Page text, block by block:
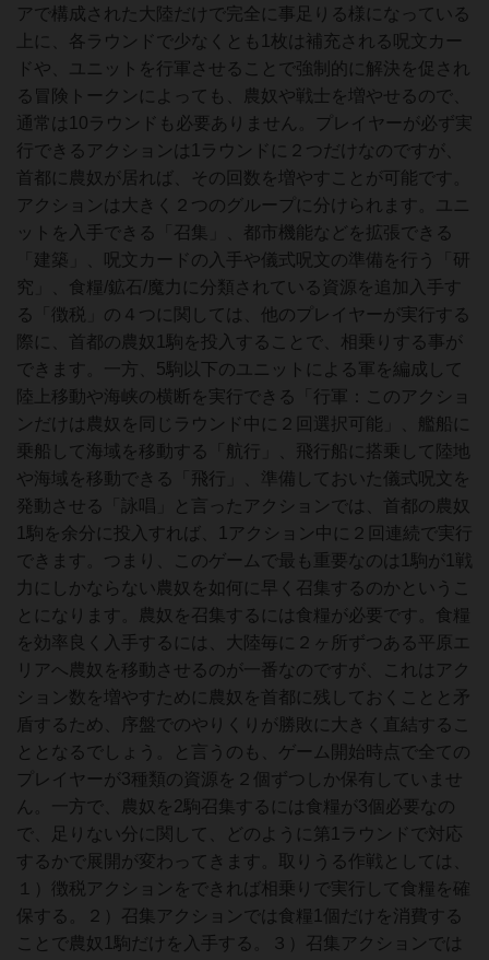
アで構成された大陸だけで完全に事足りる様になっている
上に、各ラウンドで少なくとも1枚は補充される呪文カー
ドや、ユニットを行軍させることで強制的に解決を促され
る冒険トークンによっても、農奴や戦士を増やせるので、
通常は10ラウンドも必要ありません。プレイヤーが必ず実
行できるアクションは1ラウンドに２つだけなのですが、
首都に農奴が居れば、その回数を増やすことが可能です。
アクションは大きく２つのグループに分けられます。ユニ
ットを入手できる「召集」、都市機能などを拡張できる
「建築」、呪文カードの入手や儀式呪文の準備を行う「研
究」、食糧/鉱石/魔力に分類されている資源を追加入手す
る「徴税」の４つに関しては、他のプレイヤーが実行する
際に、首都の農奴1駒を投入することで、相乗りする事が
できます。一方、5駒以下のユニットによる軍を編成して
陸上移動や海峡の横断を実行できる「行軍：このアクショ
ンだけは農奴を同じラウンド中に２回選択可能」、艦船に
乗船して海域を移動する「航行」、飛行船に搭乗して陸地
や海域を移動できる「飛行」、準備しておいた儀式呪文を
発動させる「詠唱」と言ったアクションでは、首都の農奴
1駒を余分に投入すれば、1アクション中に２回連続で実行
できます。つまり、このゲームで最も重要なのは1駒が1戦
力にしかならない農奴を如何に早く召集するのかというこ
とになります。農奴を召集するには食糧が必要です。食糧
を効率良く入手するには、大陸毎に２ヶ所ずつある平原エ
リアへ農奴を移動させるのが一番なのですが、これはアク
ション数を増やすために農奴を首都に残しておくことと矛
盾するため、序盤でのやりくりが勝敗に大きく直結するこ
ととなるでしょう。と言うのも、ゲーム開始時点で全ての
プレイヤーが3種類の資源を２個ずつしか保有していませ
ん。一方で、農奴を2駒召集するには食糧が3個必要なの
で、足りない分に関して、どのように第1ラウンドで対応
するかで展開が変わってきます。取りうる作戦としては、
１）徴税アクションをできれば相乗りで実行して食糧を確
保する。２）召集アクションでは食糧1個だけを消費する
ことで農奴1駒だけを入手する。３）召集アクションでは